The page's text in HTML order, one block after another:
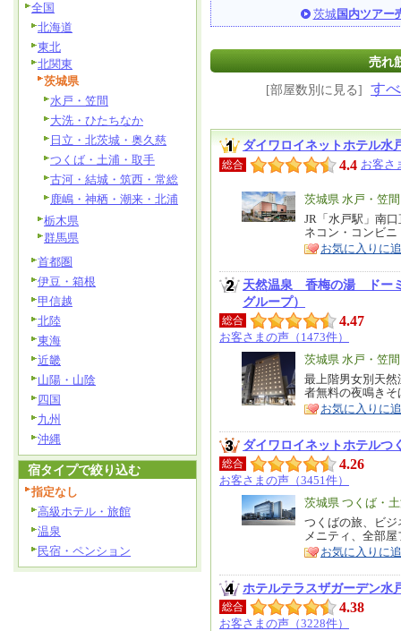
茨城国内ツアー
売れ
[部屋数別に見る] す
ダイワロイネットホテル水
総合 4.4 お客さ
エ
リ
ア
茨城県 水戸・笠間
特
徴
JR「水戸駅」南
ネコン・コンビ
お気に入りに
天然温泉 香梅の湯 ドー
グループ）
総合 4.47
お客さまの声（1473件）
エ
リ
ア
茨城県 水戸・笠間
特
徴
最上階男女別天
者無料の夜鳴き
お気に入りに
ダイワロイネットホテルつ
総合 4.26
お客さまの声（3451件）
エ
リ
ア
茨城県 つくば・
特
徴
つくばの旅、ビ
メニティ、全部
お気に入りに
ホテルテラスザガーデン水
総合 4.38
お客さまの声（3228件）
全国
北海道
東北
北関東
茨城県
水戸・笠間
大洗・ひたちなか
日立・北茨城・奥久慈
つくば・土浦・取手
古河・結城・筑西・常総
鹿嶋・神栖・潮来・北浦
栃木県
群馬県
首都圏
伊豆・箱根
甲信越
北陸
東海
近畿
山陽・山陰
四国
九州
沖縄
宿タイプで絞り込む
指定なし
高級ホテル・旅館
温泉
民宿・ペンション